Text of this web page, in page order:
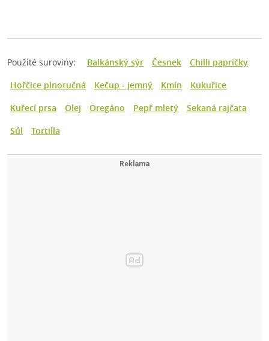
Použité suroviny: Balkánský sýr Česnek
Chilli papričky
Hořčice plnotučná
Kečup - jemný Kmín
Kukuřice
Kuřecí prsa
Olej Oregáno Pepř mletý
Sekaná rajčata
Sůl
Tortilla